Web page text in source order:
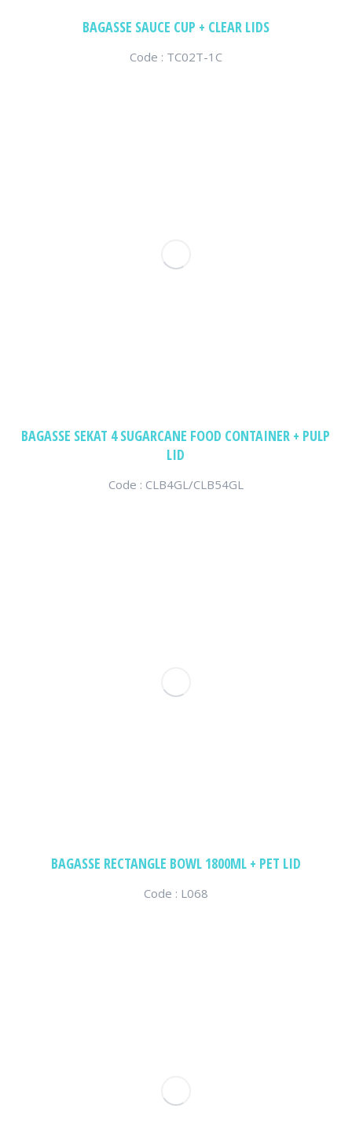
BAGASSE SAUCE CUP + CLEAR LIDS
Code : TC02T-1C
BAGASSE SEKAT 4 SUGARCANE FOOD CONTAINER + PULP
LID
Code : CLB4GL/CLB54GL
BAGASSE RECTANGLE BOWL 1800ML + PET LID
Code : L068